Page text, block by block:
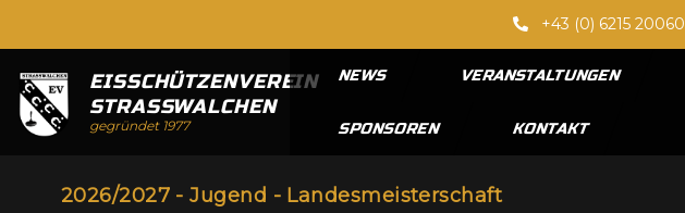
+43 (0) 6215 20060
EISSCHÜTZENVEREIN
STRASSWALCHEN
gegründet 1977
NEWS VERANSTALTUNGEN
SPONSOREN KONTAKT
2026/2027 - Jugend - Landesmeisterschaft